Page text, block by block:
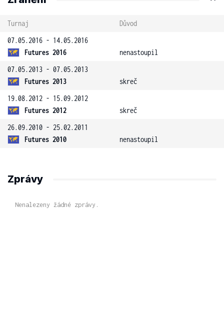
Turnaj
Důvod
07.05.2016 - 14.05.2016
Futures 2016
nenastoupil
07.05.2013 - 07.05.2013
Futures 2013
skreč
19.08.2012 - 15.09.2012
Futures 2012
skreč
26.09.2010 - 25.02.2011
Futures 2010
nenastoupil
Zprávy
Nenalezeny žádné zprávy.